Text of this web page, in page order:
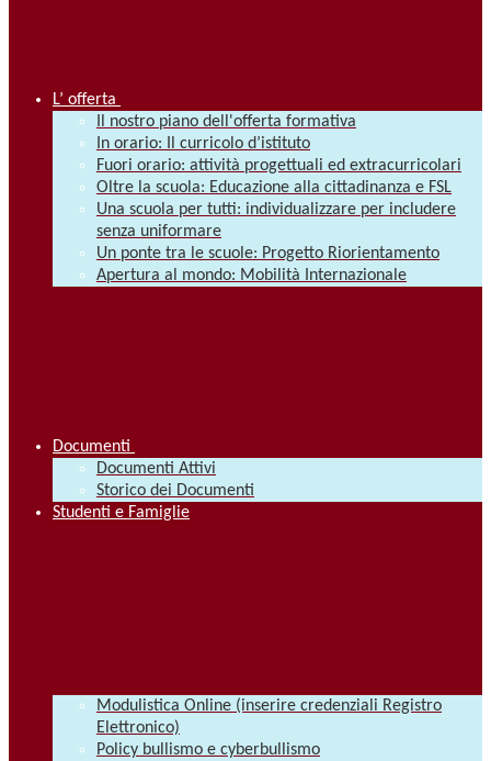
L’ offerta
Il nostro piano dell'offerta formativa
In orario: Il curricolo d’istituto
Fuori orario: attività progettuali ed extracurricolari
Oltre la scuola: Educazione alla cittadinanza e FSL
Una scuola per tutti: individualizzare per includere
senza uniformare
Un ponte tra le scuole: Progetto Riorientamento
Apertura al mondo: Mobilità Internazionale
Documenti
Documenti Attivi
Storico dei Documenti
Studenti e Famiglie
Modulistica Online (inserire credenziali Registro
Elettronico)
Policy bullismo e cyberbullismo